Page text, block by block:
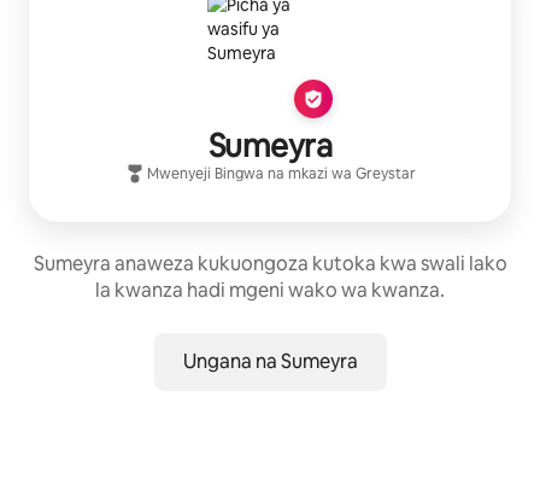
Sumeyra
Mwenyeji Bingwa na mkazi wa Greystar
Sumeyra anaweza kukuongoza kutoka kwa swali lako
la kwanza hadi mgeni wako wa kwanza.
Ungana na Sumeyra